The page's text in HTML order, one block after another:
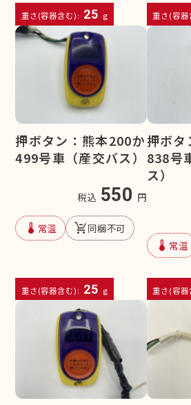
重さ(容器含む): 25 g 重さ(容器
押ボタン：熊本200か
499号車（産交バス）
税込 550 円
device_thermostat 常温 remove_shopping_cart同梱不可
重さ(容器含む): 25 g
押ボ
838号
ス）
device_thermostat 常温
重さ(容器